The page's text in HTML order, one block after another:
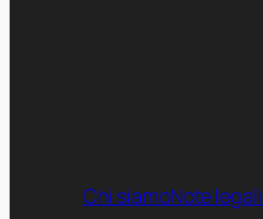
Chi siamoNote legali